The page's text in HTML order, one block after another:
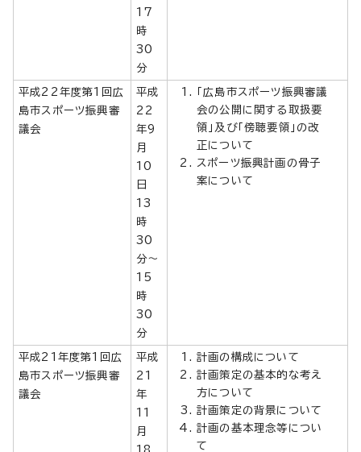
17
時
30
分
平成22年度第1回広
島市スポーツ振興審
議会
平成
22
年9
月
10
日
13
時
30
分～
15
時
30
分
「広島市スポーツ振興審議
会の公開に関する取扱要
領」及び「傍聴要領」の改
正について
スポーツ振興計画の骨子
案について
平成21年度第1回広
島市スポーツ振興審
議会
平成
21
年
11
月
18
計画の構成について
計画策定の基本的な考え
方について
計画策定の背景について
計画の基本理念等につい
て